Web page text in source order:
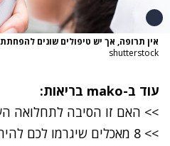
אין תרופה, אך יש טיפולים שונים
shutterstock
עוד ב-mako בריאות:
>> האם זו הסיבה לתחלואה
>> 8 מאכלים שיגרמו לכם להיראות זקנים יותר